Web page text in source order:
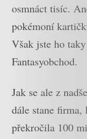
osmnáct tisíc.
pokémoní
Však jste ho
Fantasyobchod.
Jak se ale z
dále stane
překročila 100